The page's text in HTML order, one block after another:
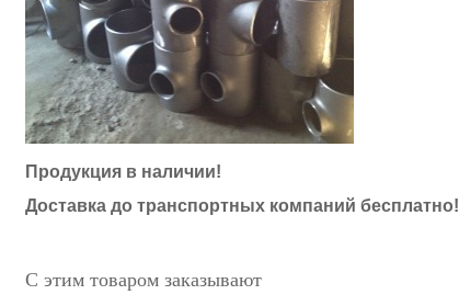
Продукция в наличии!
Доставка до транспортных компаний бесплатно!
С этим товаром заказывают